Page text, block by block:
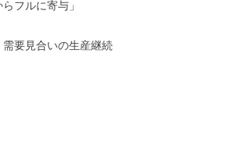
フルに寄与」
要見合いの生産継続